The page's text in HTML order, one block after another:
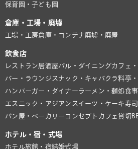
保育園・子ども園
倉庫・工場・廃墟
工場・工房倉庫・コンテナ廃墟・廃屋
飲食店
レストラン居酒屋バル・ダイニングカフェ
バー・ラウンジ スナック・キャバクラ料亭
ハンバーガー・ダイナーラーメン・麺処食
エスニック・アジアン スイーツ・ケーキ寿
パン屋・ベーカリー コンセプトカフェ貸切
ホテル・宿・式場
ホテル旅館・宿結婚式場